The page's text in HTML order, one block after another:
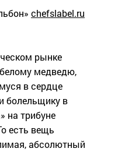
chefslabel.ru
рынке
медведю,
в сердце
болельщику в
на трибуне
есть вещь
абсолютный